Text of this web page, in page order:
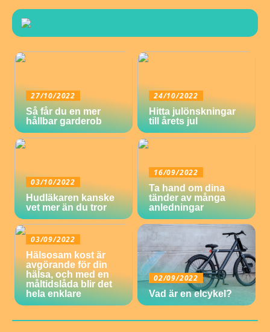
27/10/2022
Så får du en mer
hållbar garderob
24/10/2022
Hitta julönskningar
till årets jul
03/10/2022
Hudläkaren kanske
vet mer än du tror
16/09/2022
Ta hand om dina
tänder av många
anledningar
03/09/2022
Hälsosam kost är
avgörande för din
hälsa, och med en
måltidslåda blir det
hela enklare
02/09/2022
Vad är en elcykel?